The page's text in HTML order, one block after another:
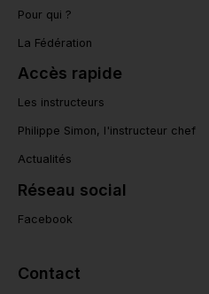
Pour qui ?
La Fédération
Accès rapide
Les instructeurs
Philippe Simon, l'instructeur chef
Actualités
Réseau social
Facebook
Contact